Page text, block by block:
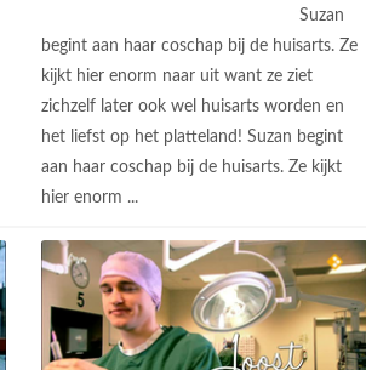
Suzan
begint aan haar coschap bij de huisarts. Ze
kijkt hier enorm naar uit want ze ziet
zichzelf later ook wel huisarts worden en
het liefst op het platteland! Suzan begint
aan haar coschap bij de huisarts. Ze kijkt
hier enorm ...